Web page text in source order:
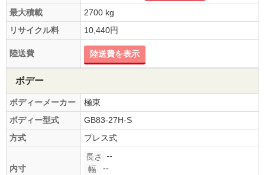
最大積載
2700 kg
リサイクル料
10,440円
陸送費 陸送費を表示
ボデー
ボディーメーカー
極東
ボディー型式
GB83-27H-S
方式
プレス式
内寸
長さ
--
幅
--